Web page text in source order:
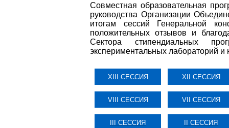
Совместная образовательная
руководства Организации
итогам сессий Генеральной
положительных отзывов и
Сектора стипендиальных
экспериментальных лабораторий
XIII СЕССИЯ XII СЕССИЯ
VIII СЕССИЯ VII СЕССИЯ
III СЕССИЯ II СЕССИЯ